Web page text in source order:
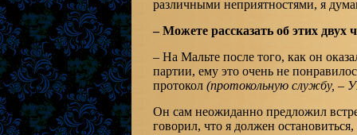
различными неприятностями, я
– Можете рассказать об этих двух
– На Мальте после того, как он
партии, ему это очень не
протокол(протокольную службу, –
Он сам неожиданно предложил
говорил, что я должен